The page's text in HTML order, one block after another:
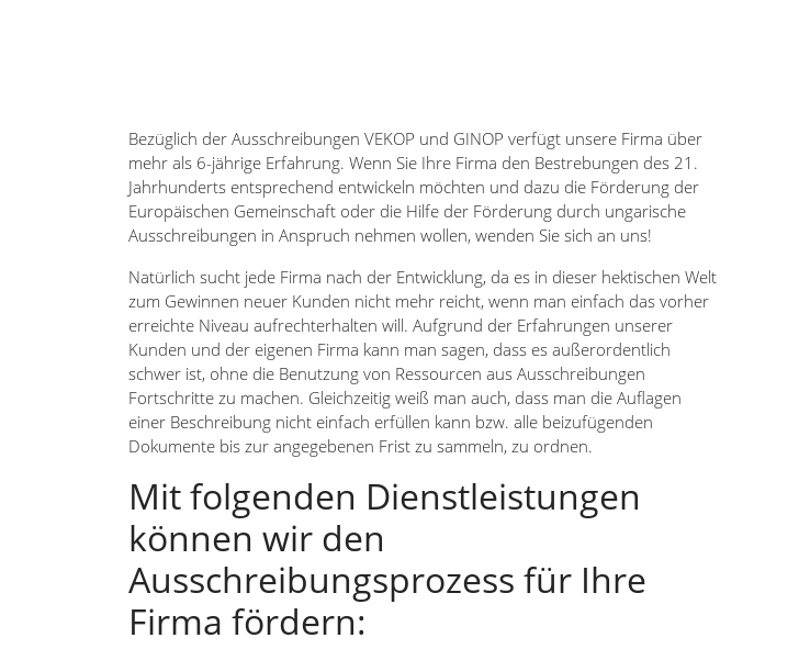
Bezüglich der Ausschreibungen VEKOP und GINOP verfügt unsere Firma über
mehr als 6-jährige Erfahrung. Wenn Sie Ihre Firma den Bestrebungen des 21.
Jahrhunderts entsprechend entwickeln möchten und dazu die Förderung der
Europäischen Gemeinschaft oder die Hilfe der Förderung durch ungarische
Ausschreibungen in Anspruch nehmen wollen, wenden Sie sich an uns!
Natürlich sucht jede Firma nach der Entwicklung, da es in dieser hektischen Welt
zum Gewinnen neuer Kunden nicht mehr reicht, wenn man einfach das vorher
erreichte Niveau aufrechterhalten will. Aufgrund der Erfahrungen unserer
Kunden und der eigenen Firma kann man sagen, dass es außerordentlich
schwer ist, ohne die Benutzung von Ressourcen aus Ausschreibungen
Fortschritte zu machen. Gleichzeitig weiß man auch, dass man die Auflagen
einer Beschreibung nicht einfach erfüllen kann bzw. alle beizufügenden
Dokumente bis zur angegebenen Frist zu sammeln, zu ordnen.
Mit folgenden Dienstleistungen
können wir den
Ausschreibungsprozess für Ihre
Firma fördern: